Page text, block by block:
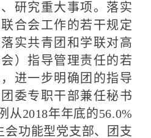
研究重大事项。落实
合会工作的若干规定
实共青团和学联对高
）指导管理责任的若
进一步明确团的指导
委专职干部兼任秘书
从2018年年底的56.0%
会功能型党支部、团支